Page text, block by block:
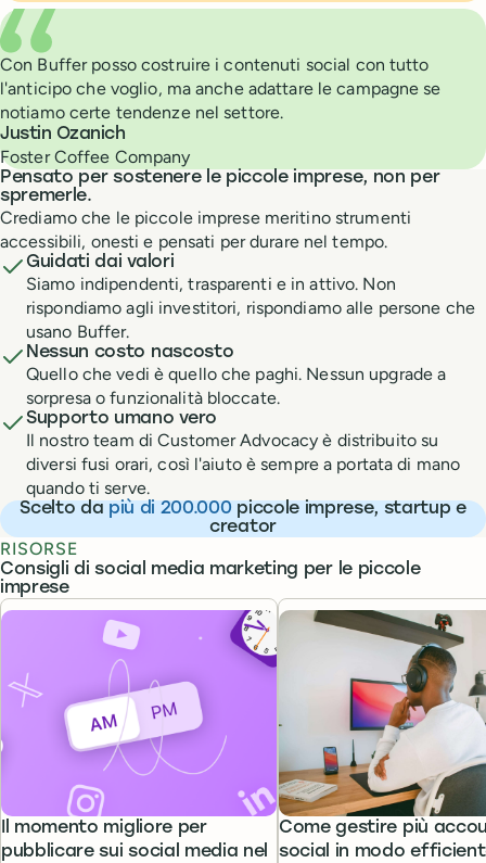
What people are saying about Buffer
Con Buffer posso costruire i contenuti social con tutto
l'anticipo che voglio, ma anche adattare le campagne se
notiamo certe tendenze nel settore.
Justin Ozanich
Foster Coffee Company
Pensato per sostenere le piccole imprese, non per
spremerle.
Crediamo che le piccole imprese meritino strumenti
accessibili, onesti e pensati per durare nel tempo.
Guidati dai valori
Siamo indipendenti, trasparenti e in attivo. Non
rispondiamo agli investitori, rispondiamo alle persone che
usano Buffer.
Nessun costo nascosto
Quello che vedi è quello che paghi. Nessun upgrade a
sorpresa o funzionalità bloccate.
Supporto umano vero
Il nostro team di Customer Advocacy è distribuito su
diversi fusi orari, così l'aiuto è sempre a portata di mano
quando ti serve.
Scelto da più di 200.000 piccole imprese, startup e
creator
RISORSE
Consigli di social media marketing per le piccole
imprese
Il momento migliore per
pubblicare sui social media nel
Come gestire più
social in modo